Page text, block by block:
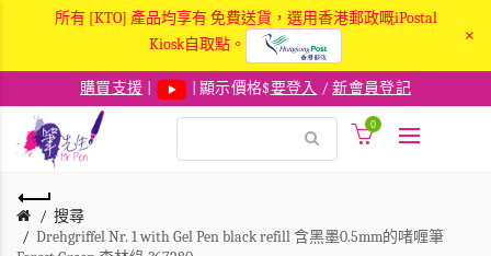
所有 [KTO] 產品均享有 免費送貨，選用香港郵政嘅iPostal
Kiosk自取點。
×
購買支援 | 顯示價格$要登入 /新會員登記
0
搜尋
Drehgriffel Nr. 1 with Gel Pen black refill 含黑墨0.5mm的啫喱筆